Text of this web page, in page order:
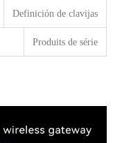
Definición de clavijas
Produits de série